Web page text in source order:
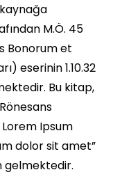
M.Ö. 45
Bonorum et
eserinin 1.10.32
Bu kitap,
Ipsum
dolor sit amet”
gelmektedir.